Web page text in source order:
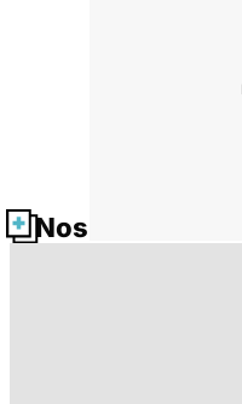
Nos fiches santé